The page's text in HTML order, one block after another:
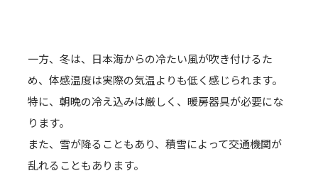
一方、冬は、日本海からの冷たい風が吹き付けるた
め、体感温度は実際の気温よりも低く感じられます。
特に、朝晩の冷え込みは厳しく、暖房器具が必要にな
ります。
また、雪が降ることもあり、積雪によって交通機関が
乱れることもあります。